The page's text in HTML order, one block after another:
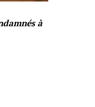
à